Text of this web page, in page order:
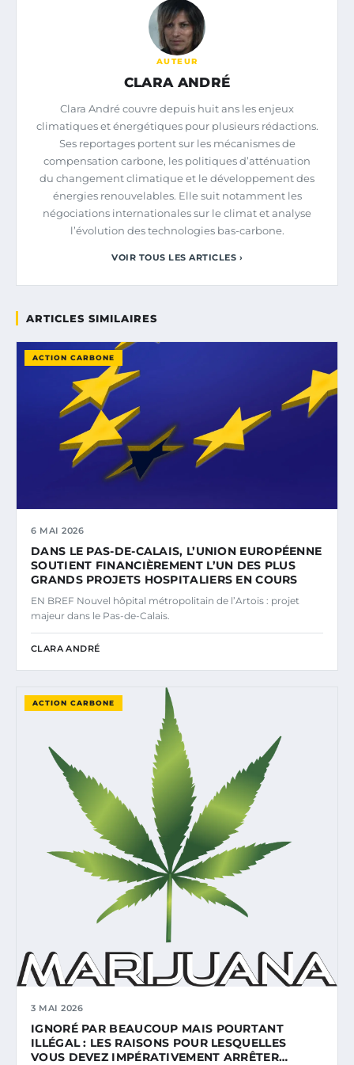
AUTEUR
CLARA ANDRÉ
Clara André couvre depuis huit ans les enjeux
climatiques et énergétiques pour plusieurs rédactions.
Ses reportages portent sur les mécanismes de
compensation carbone, les politiques d’atténuation
du changement climatique et le développement des
énergies renouvelables. Elle suit notamment les
négociations internationales sur le climat et analyse
l’évolution des technologies bas-carbone.
VOIR TOUS LES ARTICLES ›
ARTICLES SIMILAIRES
ACTION CARBONE
6 MAI 2026
DANS LE PAS-DE-CALAIS, L’UNION EUROPÉENNE
SOUTIENT FINANCIÈREMENT L’UN DES PLUS
GRANDS PROJETS HOSPITALIERS EN COURS
EN BREF Nouvel hôpital métropolitain de l’Artois : projet
majeur dans le Pas-de-Calais.
CLARA ANDRÉ
ACTION CARBONE
3 MAI 2026
IGNORÉ PAR BEAUCOUP MAIS POURTANT
ILLÉGAL : LES RAISONS POUR LESQUELLES
VOUS DEVEZ IMPÉRATIVEMENT ARRÊTER…